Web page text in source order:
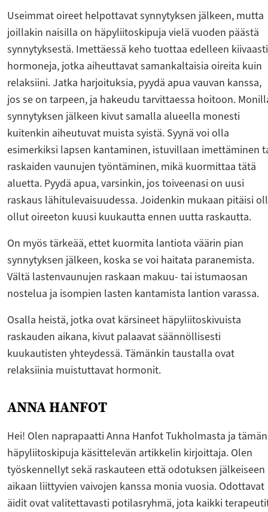
Useimmat oireet helpottavat synnytyksen jälkeen, mutta
joillakin naisilla on häpyliitoskipuja vielä vuoden päästä
synnytyksestä. Imettäessä keho tuottaa edelleen kiivaasti
hormoneja, jotka aiheuttavat samankaltaisia oireita kuin
relaksiini. Jatka harjoituksia, pyydä apua vauvan kanssa,
jos se on tarpeen, ja hakeudu tarvittaessa hoitoon.
synnytyksen jälkeen kivut samalla alueella monesti
kuitenkin aiheutuvat muista syistä. Syynä voi olla
esimerkiksi lapsen kantaminen, istuvillaan imettäminen
raskaiden vaunujen työntäminen, mikä kuormittaa tätä
aluetta. Pyydä apua, varsinkin, jos toiveenasi on uusi
raskaus lähitulevaisuudessa. Joidenkin mukaan pitäisi
ollut oireeton kuusi kuukautta ennen uutta raskautta.
On myös tärkeää, ettet kuormita lantiota väärin pian
synnytyksen jälkeen, koska se voi haitata paranemista.
Vältä lastenvaunujen raskaan makuu- tai istumaosan
nostelua ja isompien lasten kantamista lantion varassa.
Osalla heistä, jotka ovat kärsineet häpyliitoskivuista
raskauden aikana, kivut palaavat säännöllisesti
kuukautisten yhteydessä. Tämänkin taustalla ovat
relaksiinia muistuttavat hormonit.
ANNA HANFOT
Hei! Olen naprapaatti Anna Hanfot Tukholmasta ja tämän
häpyliitoskipuja käsittelevän artikkelin kirjoittaja. Olen
työskennellyt sekä raskauteen että odotuksen jälkeiseen
aikaan liittyvien vaivojen kanssa monia vuosia. Odottavat
äidit ovat valitettavasti potilasryhmä, jota kaikki